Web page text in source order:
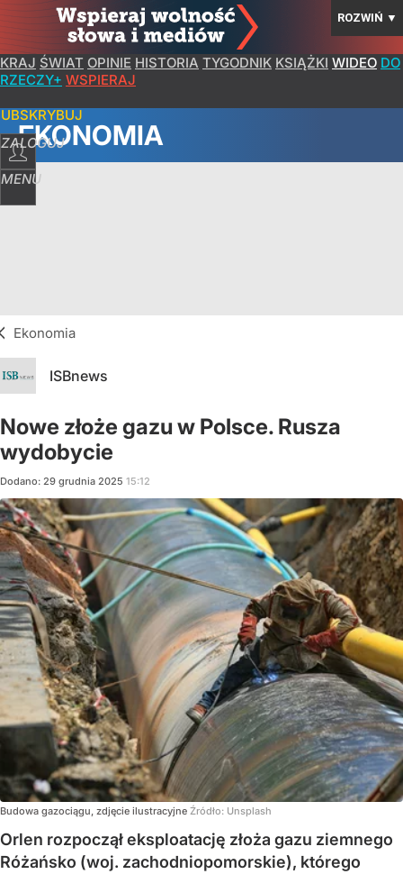
ROZWIŃ ▼
KRAJ ŚWIAT OPINIE HISTORIA TYGODNIK KSIĄŻKI WIDEO DO
RZECZY+ WSPIERAJ
ZALOGUJ
MENU
EKONOMIA
Ekonomia
ISBnews
Nowe złoże gazu w Polsce. Rusza
wydobycie
Dodano: 29 grudnia 2025 15:12
Budowa gazociągu, zdjęcie ilustracyjne Źródło: Unsplash
Orlen rozpoczął eksploatację złoża gazu ziemnego
Różańsko (woj. zachodniopomorskie), którego